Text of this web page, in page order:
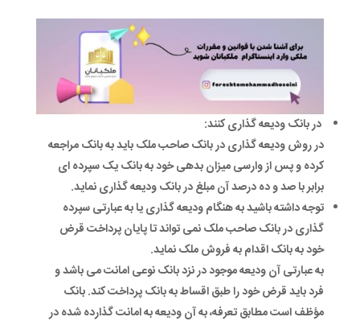
در بانک ودیعه گذاری کنند:
در روش ودیعه گذاری در بانک صاحب ملک باید به بانک مراجعه
کرده و پس از وارسی میزان بدهی خود به بانک یک سپرده ای
برابر با صد و ده درصد آن مبلغ در بانک ودیعه گذاری نماید.
توجه داشته باشید به هنگام ودیعه گذاری یا به عبارتی سپرده
گذاری در بانک صاحب ملک نمی تواند تا پایان پرداخت قرض
خود به بانک اقدام به فروش ملک نماید.
به عبارتی آن ودیعه موجود در نزد بانک نوعی امانت می باشد و
فرد باید قرض خود را طبق اقساط به بانک پرداخت کند. بانک
مؤظف است مطابق تعرفه، به آن ودیعه به امانت گذارده شده در